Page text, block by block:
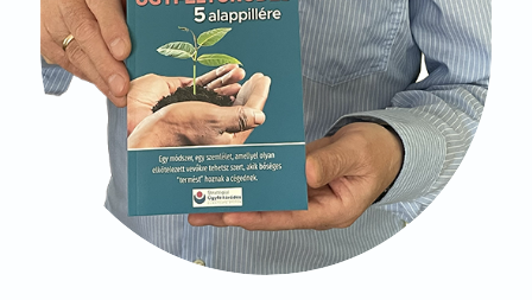
Eddig közel 3000 vállalkozás vezetőjének
segítettem – találkozók, meetingek, tréningek
formájában -, hogy úgy építsék, gondozzák a
vevői- és partnerkapcsolataikat, hogy azokból
több üzleti lehetőségük és több pénzük legyen.
Meggyőződésem, hogy ha a vállalkozók
stratégiai szinten kezelik az ügyfeleikkel való